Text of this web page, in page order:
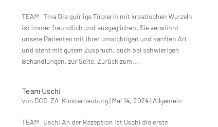
TEAM Tina Die quirlige Tirolerin mit kroatischen Wurzeln
ist immer freundlich und ausgeglichen. Sie verwöhnt
unsere Patienten mit ihrer umsichtigen und sanften Art
und steht mit gutem Zuspruch, auch bei schwierigen
Behandlungen, zur Seite. Zurück zum...
Team Uschi
von DGD-ZA-Klosterneuburg| Mai 14, 2024 | Allgemein
TEAM Uschi An der Rezeption ist Uschi die erste